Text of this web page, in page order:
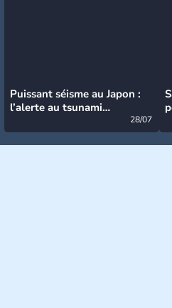
Puissant séisme au Japon :
l’alerte au tsunami
28/07